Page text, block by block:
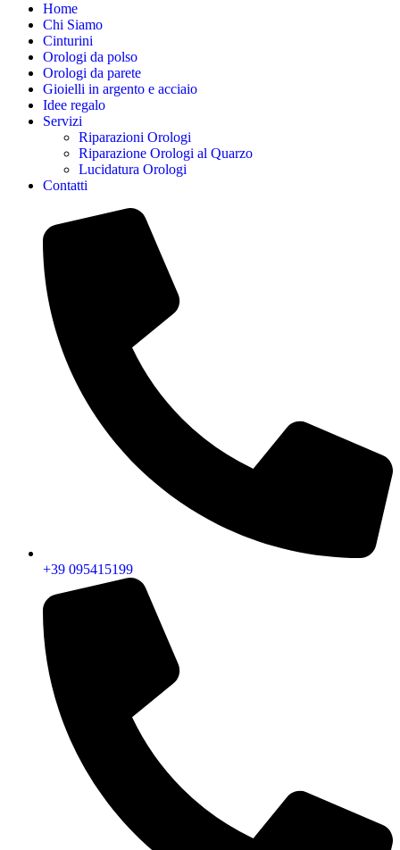
Home
Chi Siamo
Cinturini
Orologi da polso
Orologi da parete
Gioielli in argento e acciaio
Idee regalo
Servizi
Riparazioni Orologi
Riparazione Orologi al Quarzo
Lucidatura Orologi
Contatti
+39 095415199